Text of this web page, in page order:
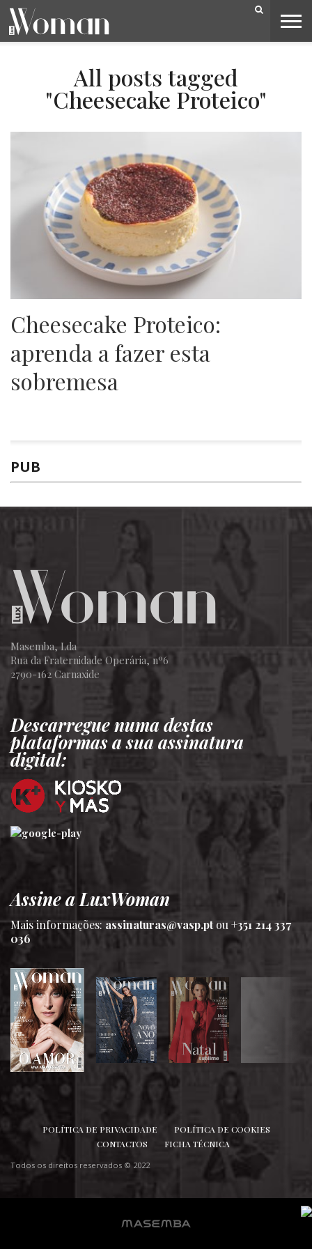
SIGA-NOS
LIFESTYLE
OPINIÃO
PESSOAS
SOCIEDADEAll posts tagged
"Cheesecake Proteico"
Cheesecake Proteico:
aprenda a fazer esta
sobremesa
PUB
Masemba, Lda
Rua da Fraternidade Operária, nº6
2790-162 Carnaxide
Descarregue numa destas
plataformas a sua assinatura
digital:
Assine a LuxWoman
Mais informações:assinaturas@vasp.ptou +351 214 337
036
POLÍTICA DE PRIVACIDADE
POLÍTICA DE COOKIES
CONTACTOS
FICHA TÉCNICA
Todos os direitos reservados © 2022